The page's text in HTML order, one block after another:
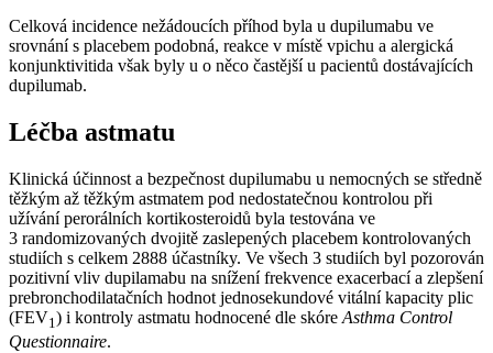
Celková incidence nežádoucích příhod byla u dupilumabu ve
srovnání s placebem podobná, reakce v místě vpichu a alergická
konjunktivitida však byly u o něco častější u pacientů dostávajících
dupilumab.
Léčba astmatu
Klinická účinnost a bezpečnost dupilumabu u nemocných se středně
těžkým až těžkým astmatem pod nedostatečnou kontrolou při
užívání perorálních kortikosteroidů byla testována ve
3 randomizovaných dvojitě zaslepených placebem kontrolovaných
studiích s celkem 2888 účastníky. Ve všech 3 studiích byl pozorován
pozitivní vliv dupilamabu na snížení frekvence exacerbací a zlepšení
prebronchodilatačních hodnot jednosekundové vitální kapacity plic
(FEV1) i kontroly astmatu hodnocené dle skóre Asthma Control
Questionnaire.